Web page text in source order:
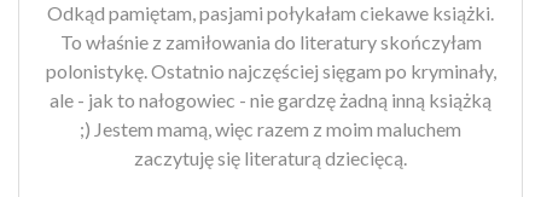
Odkąd pamiętam, pasjami połykałam ciekawe książki.
To właśnie z zamiłowania do literatury skończyłam
polonistykę. Ostatnio najczęściej sięgam po kryminały,
ale - jak to nałogowiec - nie gardzę żadną inną książką
;) Jestem mamą, więc razem z moim maluchem
zaczytuję się literaturą dziecięcą.